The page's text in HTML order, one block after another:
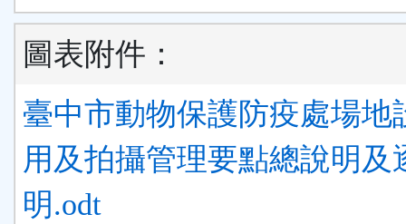
圖表附件：
臺中市動物保護防疫處場地
用及拍攝管理要點總說明及
明.odt